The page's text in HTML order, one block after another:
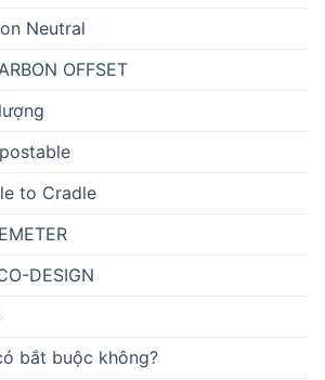
Neutral
OFFSET
to Cradle
DESIGN
bắt buộc không?